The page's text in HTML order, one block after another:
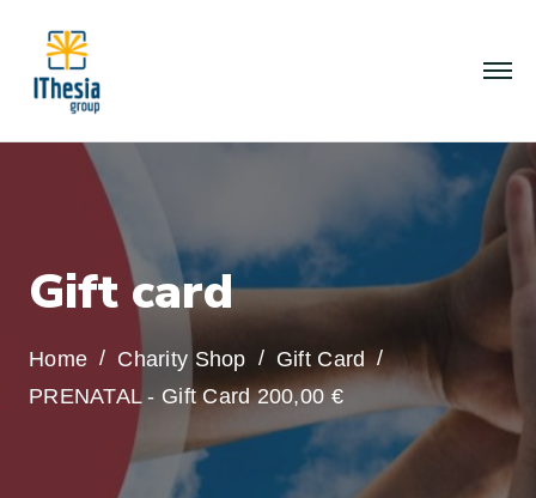
Gift card
Home Charity Shop
Gift Card
PRENATAL - Gift Card 200,00 €